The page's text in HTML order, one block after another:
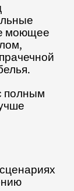
моющее
полным